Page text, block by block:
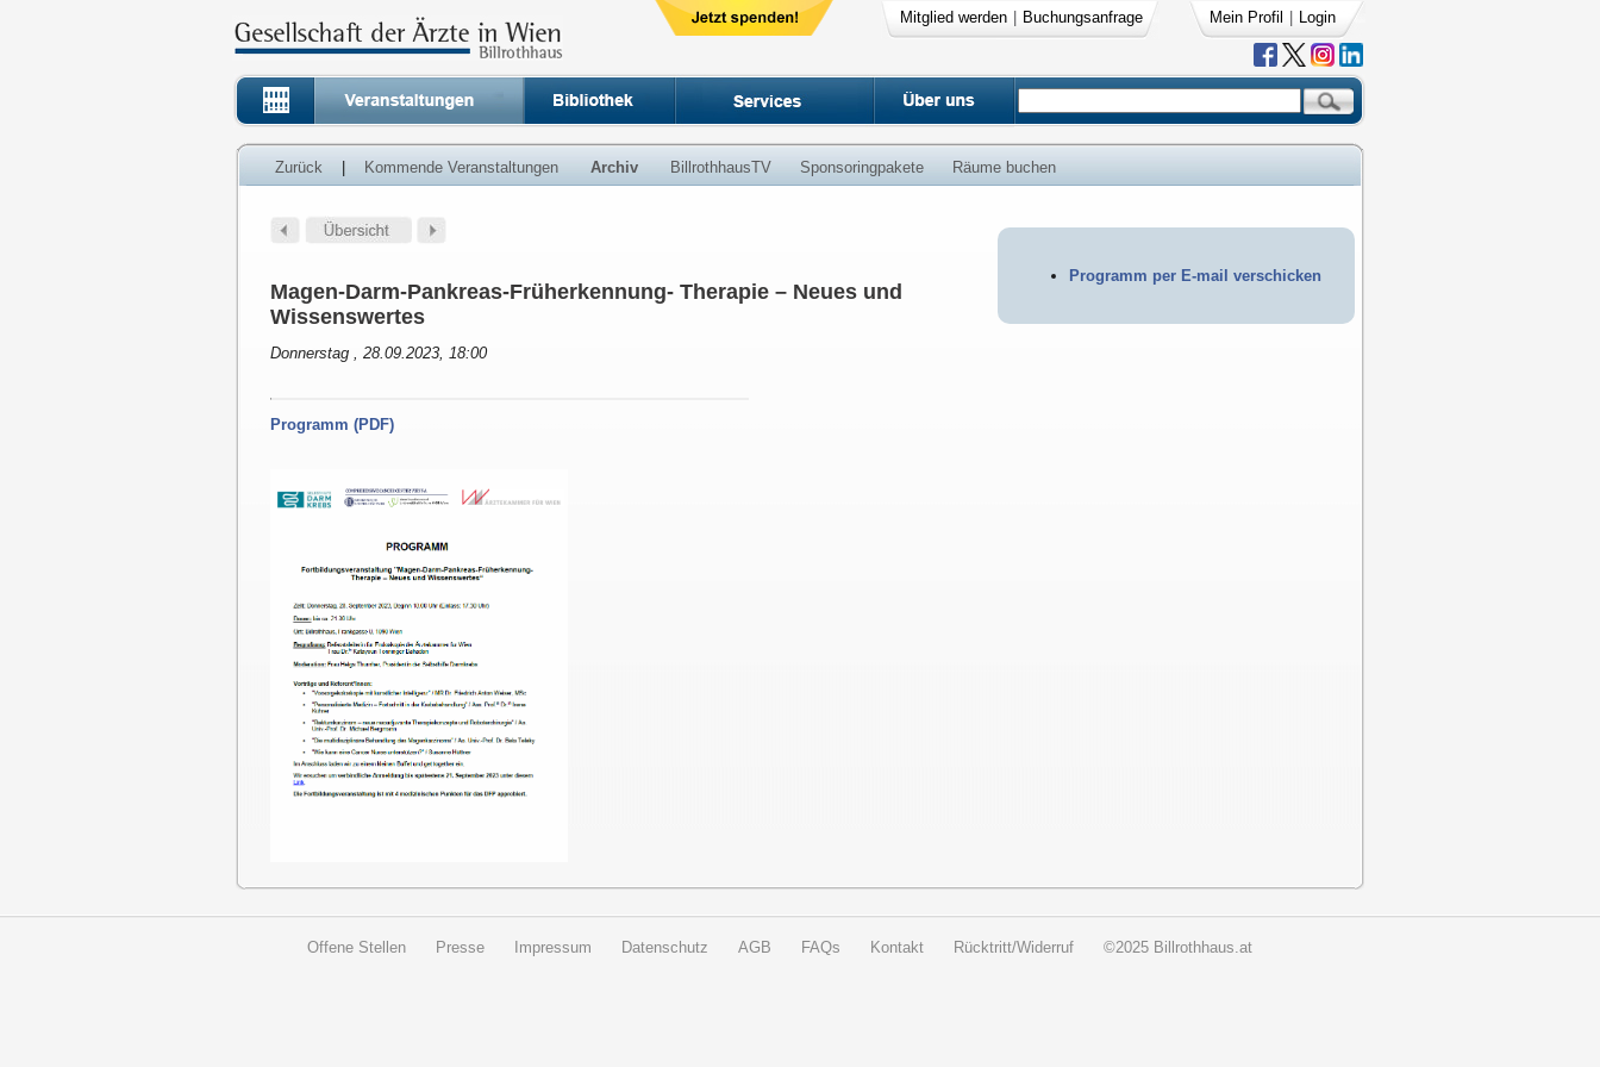
Mitglied werden Buchungsanfrage Mein Profil Login
Zurück Kommende Veranstaltungen Archiv BillrothhausTV Sponsoringpakete Räume buchen
Programm per E-mail verschicken
Magen-Darm-Pankreas-Früherkennung- Therapie – Neues und
Wissenswertes
Donnerstag , 28.09.2023, 18:00
Programm (PDF)
Offene Stellen Presse Impressum Datenschutz AGB FAQs Kontakt Rücktritt/Widerruf ©2025 Billrothhaus.at